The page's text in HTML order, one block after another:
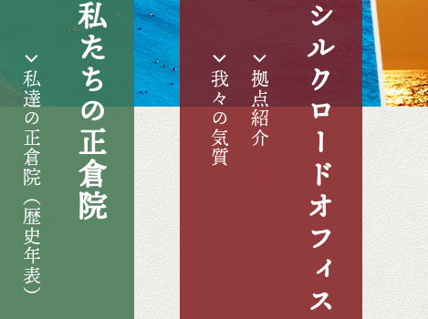
私たちの正倉院
私達の正倉院（歴史年表） シルクロードオフィス
拠点紹介
我々の気質